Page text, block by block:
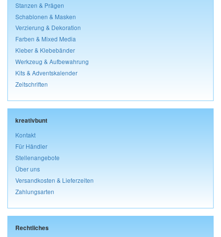
Stanzen & Prägen
Schablonen & Masken
Verzierung & Dekoration
Farben & Mixed Media
Kleber & Klebebänder
Werkzeug & Aufbewahrung
Kits & Adventskalender
Zeitschriften
kreativbunt
Kontakt
Für Händler
Stellenangebote
Über uns
Versandkosten & Lieferzeiten
Zahlungsarten
Rechtliches